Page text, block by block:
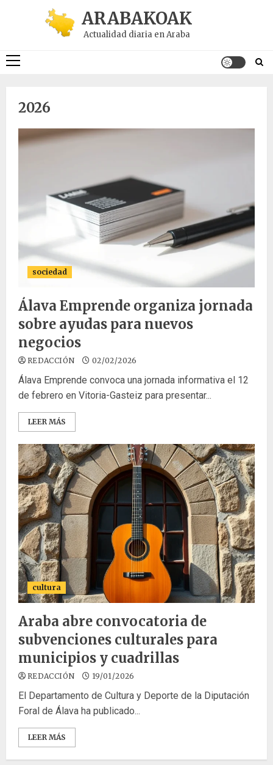
ARABAKOAK
Actualidad diaria en Araba
Menú
2026
sociedad
Álava Emprende organiza jornada
sobre ayudas para nuevos
negocios
REDACCIÓN 02/02/2026
Álava Emprende convoca una jornada informativa el 12
de febrero en Vitoria-Gasteiz para presentar...
LEER MÁS
cultura
Araba abre convocatoria de
subvenciones culturales para
municipios y cuadrillas
REDACCIÓN 19/01/2026
El Departamento de Cultura y Deporte de la Diputación
Foral de Álava ha publicado...
LEER MÁS